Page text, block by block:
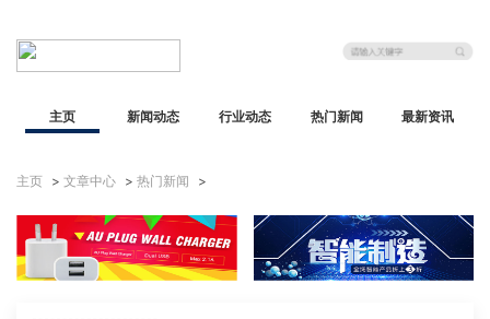
主页 新闻动态 行业动态 热门新闻 最新资讯
主页 > 文章中心 > 热门新闻 >